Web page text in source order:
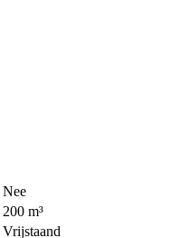
Nee
200 m³
Vrijstaand